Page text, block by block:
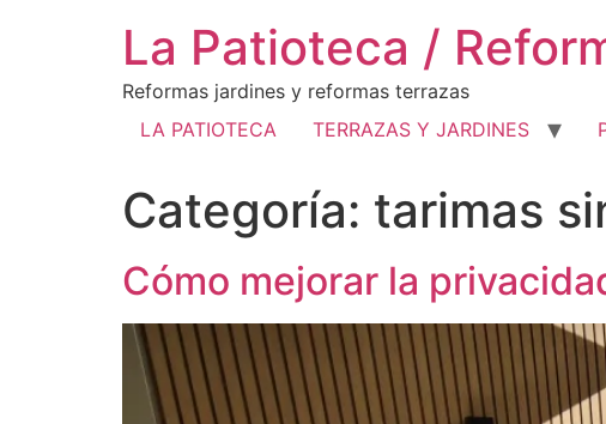
La Patioteca /
Reformas jardines y reformas terrazas
LA PATIOTECA
TERRAZAS Y JARDINES
Categoría: tarimas
Cómo mejorar la